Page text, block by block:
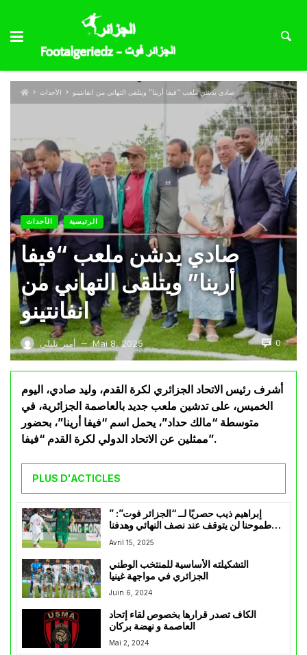
الأحداث صادي يدشن ملعب “فيفا أرينا” ويتلقى التهاني من انفانتينو
الأحداث الرئيسية
صادي يدشن ملعب “فيفا
أرينا” ويتلقى التهاني من
انفانتينو
أمير تليلي — Mai 8, 2025 0
أشرف رئيس الاتحاد الجزائري لكرة القدم، وليد صادي، اليوم
الخميس، على تدشين ملعب جديد بالعاصمة الجزائرية، في
متوسطة “مالك حداد”، يحمل اسم “فيفا أرينا”، بحضور
ممثلين عن الاتحاد الدولي لكرة القدم “فيفا”.
PLUS D'ACTICLES
إبراهيم ذيب حصريًا لــ “الجزائر فوت”: ”
طموحنا لن يتوقف عند نصف النهائي وهدفنا
Avril 15, 2025
التشكيلته الأساسية للمنتخب الوطني
الجزائري في مواجهة غينيا
Juin 6, 2024
الكاف تصدر قرارها بخصوص لقاء إتحاد
العاصمة و نهضة بركان
Mai 2, 2024